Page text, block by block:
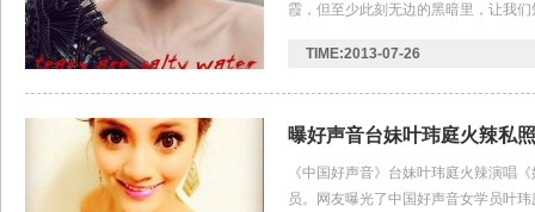
霞，但至少此刻无边的黑暗里，让我
TIME:2013-07-26
曝好声音台妹叶玮庭火辣私照
《中国好声音》台妹叶玮庭火辣演唱
员。网友曝光了中国好声音女学员叶